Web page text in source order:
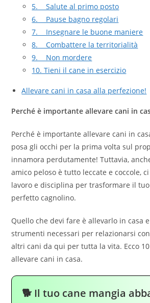
5. Salute al primo posto
6. Pause bagno regolari
7. Insegnare le buone maniere
8. Combattere la territorialità
9. Non mordere
10. Tieni il cane in esercizio
Allevare cani in casa alla perfezione!
Perché è importante allevare cani in
Perché è importante allevare cani in
posa gli occhi per la prima volta sul
innamora perdutamente! Tuttavia,
amico peloso è tutto leccate e coccole,
lavoro e disciplina per trasformare il
perfetto cagnolino.
Quello che devi fare è allevarlo in casa
strumenti necessari per relazionarsi
altri cani da qui per tutta la vita. Ecco
allevare cani in casa.
🐕 Il tuo cane mangia